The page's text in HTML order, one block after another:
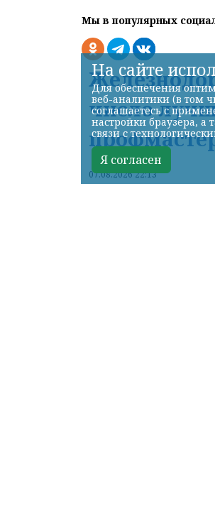
Мы в популярных
число
07.08.2026 22:13
На сайте
Для обеспечения
веб-аналитики (в том
соглашаетесь с
настройки браузера,
связи с
Я согласен